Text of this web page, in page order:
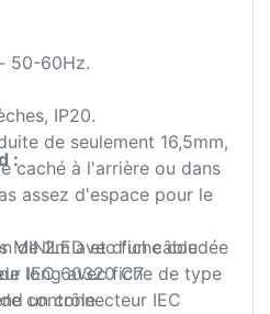
50-60Hz.
IP20.
de seulement 16,5mm,
caché à l'arrière ou dans
assez d'espace pour le
MINILED et d'un câble
long avec fiche de type
un connecteur IEC
:
de 2m avec fiche coudée
IEC 60320 C7
contrôle